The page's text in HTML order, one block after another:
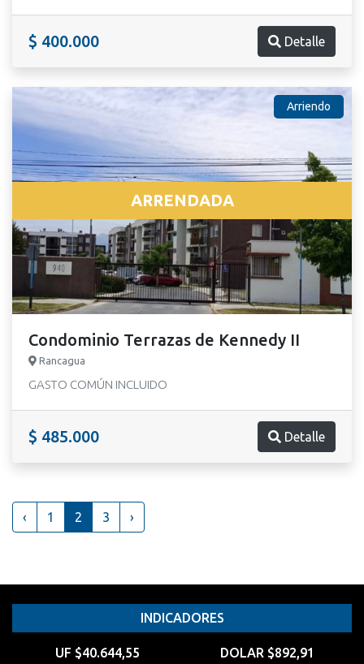
$ 400.000 Detalle
Arriendo
ARRENDADA
Condominio Terrazas de Kennedy II
Rancagua
GASTO COMÚN INCLUIDO
$ 485.000 Detalle
‹ 1 2 3 ›
INDICADORES
UF $40.644,55
DOLAR $892,91